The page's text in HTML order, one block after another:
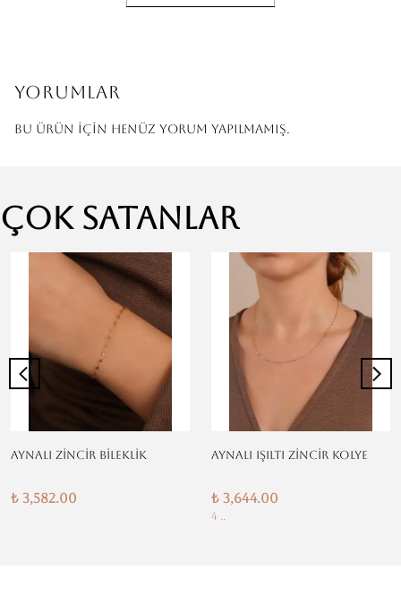
Yorumlar
Bu ürün için henüz yorum yapılmamış.
Çok Satanlar
AYNALI ZİNCİR BİLEKLİK
₺ 3,582.00
AYNALI IŞILTI ZİNCİR KOLYE
₺ 3,644.00
4 ..